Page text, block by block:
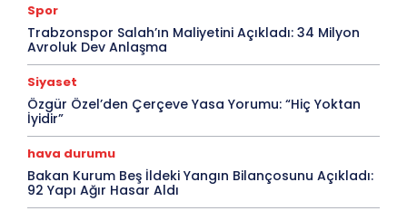
Spor
Trabzonspor Salah’ın Maliyetini Açıkladı: 34 Milyon
Avroluk Dev Anlaşma
Siyaset
Özgür Özel’den Çerçeve Yasa Yorumu: “Hiç Yoktan
İyidir”
hava durumu
Bakan Kurum Beş İldeki Yangın Bilançosunu Açıkladı:
92 Yapı Ağır Hasar Aldı